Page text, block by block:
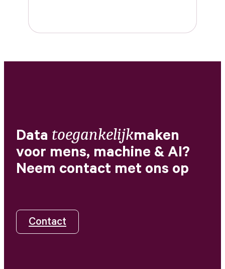
Partners
GEO
+31 (0) 515 431 895
info@snakeware.nl
Data toegankelijkmaken
voor mens, machine & AI?
Neem contact met ons op
Contact